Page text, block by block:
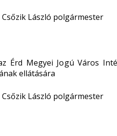
László polgármester
Érd Megyei Jogú Város
ellátására
László polgármester